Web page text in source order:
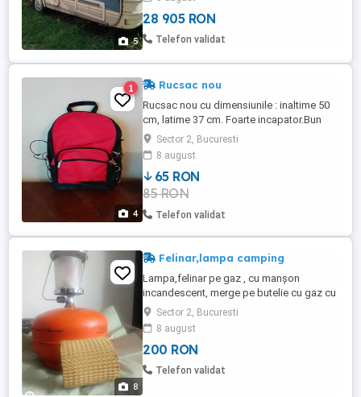
5
neplăcut. Totul este funcțional: instalația
electrică 12V 230V; iluminarea interioară;
frigider; aragaz; chiuvetă ...
28 905 RON
Telefon validat
4
1 Rucsac nou
Rucsac nou cu dimensiunile : inaltime 50
cm, latime 37 cm. Foarte incapator.Bun
pentru drumetii
Sector 2, Bucuresti
8 august
65 RON
85 RON
Telefon validat
8
Felinar,lampa camping
Lampa,felinar pe gaz , cu manșon
incandescent, merge pe butelie cu gaz cu
valva sau filet, nou in cutie. Utilizarea
pentru activități outdoor, camping,
pescuit, vanatoare...sau mijloc de
iluminare cort, refugii etc. Poate fi folosit
și ca încălzire cu condiția să existe o
Sector 2, Bucuresti
8 august
200 RON
Telefon validat